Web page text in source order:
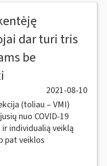
dar turi tris
be
2021-08-10
(toliau – VMI)
nuo COVID-19
individualią veiklą
pat veiklos